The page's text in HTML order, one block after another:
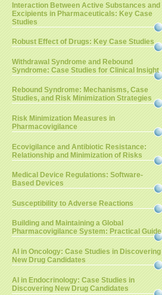
Interaction Between Active Substances and
Excipients in Pharmaceuticals: Key Case
Studies
Robust Effect of Drugs: Key Case Studies
Withdrawal Syndrome and Rebound
Syndrome: Case Studies for Clinical Insight
Rebound Syndrome: Mechanisms, Case
Studies, and Risk Minimization Strategies
Risk Minimization Measures in
Pharmacovigilance
Ecovigilance and Antibiotic Resistance:
Relationship and Minimization of Risks
Medical Device Regulations: Software-
Based Devices
Susceptibility to Adverse Reactions
Building and Maintaining a Global
Pharmacovigilance System: Practical Guide
AI in Oncology: Case Studies in Discovering
New Drug Candidates
AI in Endocrinology: Case Studies in
Discovering New Drug Candidates